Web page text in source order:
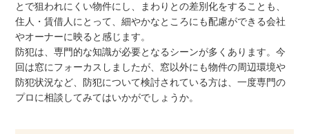
とで狙われにくい物件にし、まわりとの差別化をすることも、
住人・賃借人にとって、細やかなところにも配慮ができる会社
やオーナーに映ると感じます。
防犯は、専門的な知識が必要となるシーンが多くあります。今
回は窓にフォーカスしましたが、窓以外にも物件の周辺環境や
防犯状況など、防犯について検討されている方は、一度専門の
プロに相談してみてはいかがでしょうか。